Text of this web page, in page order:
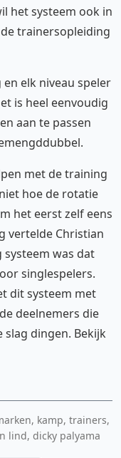
het systeem ook in
trainersopleiding
elk niveau speler
is heel eenvoudig
aan te passen
met de training
hoe de rotatie
het eerst zelf eens
vertelde Christian
was dat
singlespelers.
dit systeem met
deelnemers die
slag dingen. Bekijk
kamp, trainers,
lind, dicky palyama